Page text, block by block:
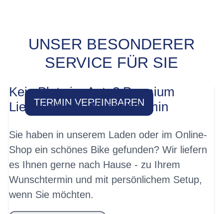
PROBEFAHRT? JA,
SOFORT!
TERMIN VEREINBAREN
UNSER BESONDERER
SERVICE FÜR SIE
Kein Platz im Auto? Premium
Lieferung mit Wunschtermin
Sie haben in unserem Laden oder im Online-
Shop ein schönes Bike gefunden? Wir liefern
es Ihnen gerne nach Hause - zu Ihrem
Wunschtermin und mit persönlichem Setup,
wenn Sie möchten.